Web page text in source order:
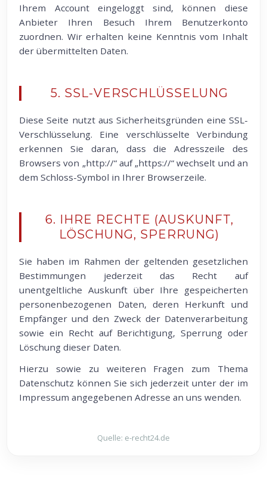
Ihrem Account eingeloggt sind, können diese
Anbieter Ihren Besuch Ihrem Benutzerkonto
zuordnen. Wir erhalten keine Kenntnis vom Inhalt
der übermittelten Daten.
5. SSL-VERSCHLÜSSELUNG
Diese Seite nutzt aus Sicherheitsgründen eine SSL-
Verschlüsselung. Eine verschlüsselte Verbindung
erkennen Sie daran, dass die Adresszeile des
Browsers von „http://“ auf „https://“ wechselt und an
dem Schloss-Symbol in Ihrer Browserzeile.
6. IHRE RECHTE (AUSKUNFT,
LÖSCHUNG, SPERRUNG)
Sie haben im Rahmen der geltenden gesetzlichen
Bestimmungen jederzeit das Recht auf
unentgeltliche Auskunft über Ihre gespeicherten
personenbezogenen Daten, deren Herkunft und
Empfänger und den Zweck der Datenverarbeitung
sowie ein Recht auf Berichtigung, Sperrung oder
Löschung dieser Daten.
Hierzu sowie zu weiteren Fragen zum Thema
Datenschutz können Sie sich jederzeit unter der im
Impressum angegebenen Adresse an uns wenden.
Quelle: e-recht24.de